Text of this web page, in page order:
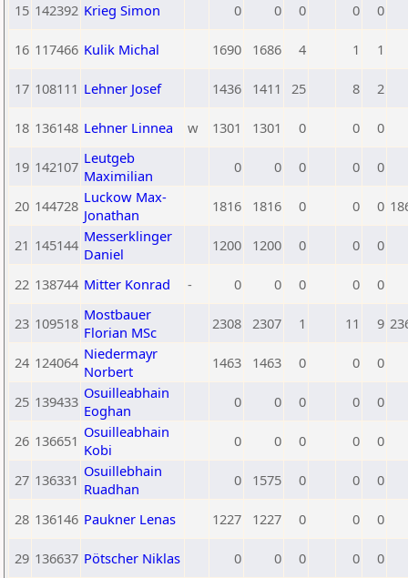
15 142392 Krieg Simon 0 0 0 0 0
16 117466 Kulik Michal 1690 1686 4 1 1
17 108111 Lehner Josef 1436 1411 25 8 2
18 136148 Lehner Linnea w 1301 1301 0 0 0
19 142107 Leutgeb
Maximilian
0 0 0 0 0
20 144728 Luckow Max-
Jonathan
1816 1816 0 0 0
21 145144 Messerklinger
Daniel
1200 1200 0 0 0
22 138744 Mitter Konrad - 0 0 0 0 0
23 109518 Mostbauer
Florian MSc
2308 2307 1 11 9
24 124064 Niedermayr
Norbert
1463 1463 0 0 0
25 139433 Osuilleabhain
Eoghan
0 0 0 0 0
26 136651 Osuilleabhain
Kobi
0 0 0 0 0
27 136331 Osuillebhain
Ruadhan
0 1575 0 0 0
28 136146 Paukner Lenas 1227 1227 0 0 0
29 136637 Pötscher Niklas 0 0 0 0 0